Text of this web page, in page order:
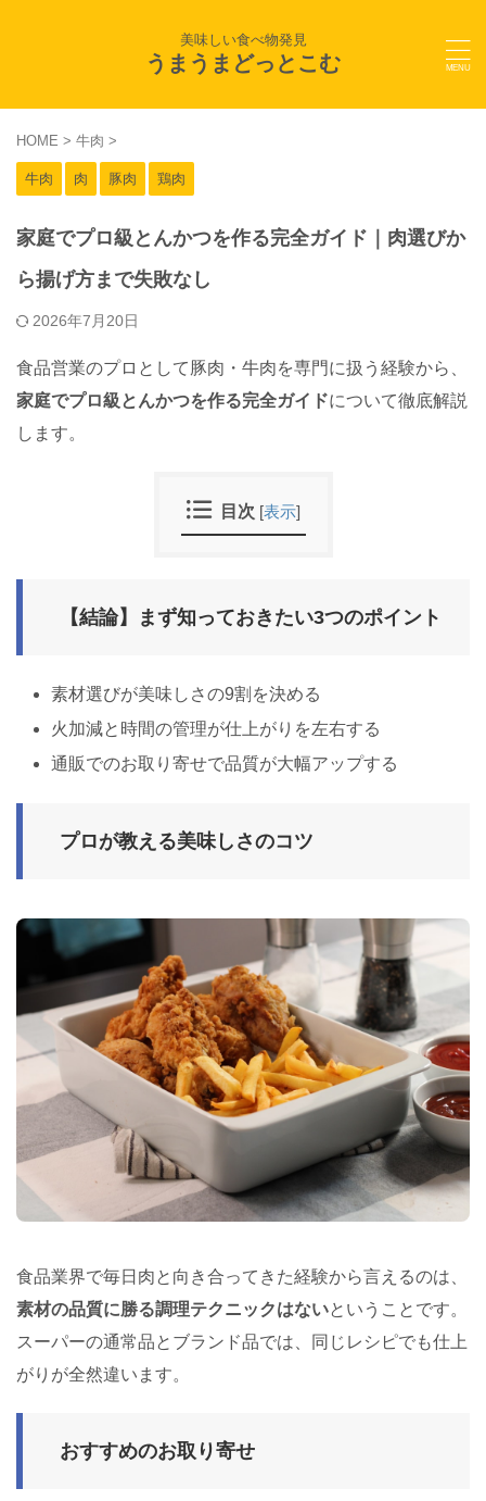
美味しい食べ物発見
うまうまどっとこむ
HOME > 牛肉 >
牛肉 肉 豚肉 鶏肉
家庭でプロ級とんかつを作る完全ガイド｜肉選びか
ら揚げ方まで失敗なし
2026年7月20日
食品営業のプロとして豚肉・牛肉を専門に扱う経験から、
家庭でプロ級とんかつを作る完全ガイドについて徹底解説
します。
目次 [表示]
【結論】まず知っておきたい3つのポイント
素材選びが美味しさの9割を決める
火加減と時間の管理が仕上がりを左右する
通販でのお取り寄せで品質が大幅アップする
プロが教える美味しさのコツ
食品業界で毎日肉と向き合ってきた経験から言えるのは、
素材の品質に勝る調理テクニックはないということです。
スーパーの通常品とブランド品では、同じレシピでも仕上
がりが全然違います。
おすすめのお取り寄せ